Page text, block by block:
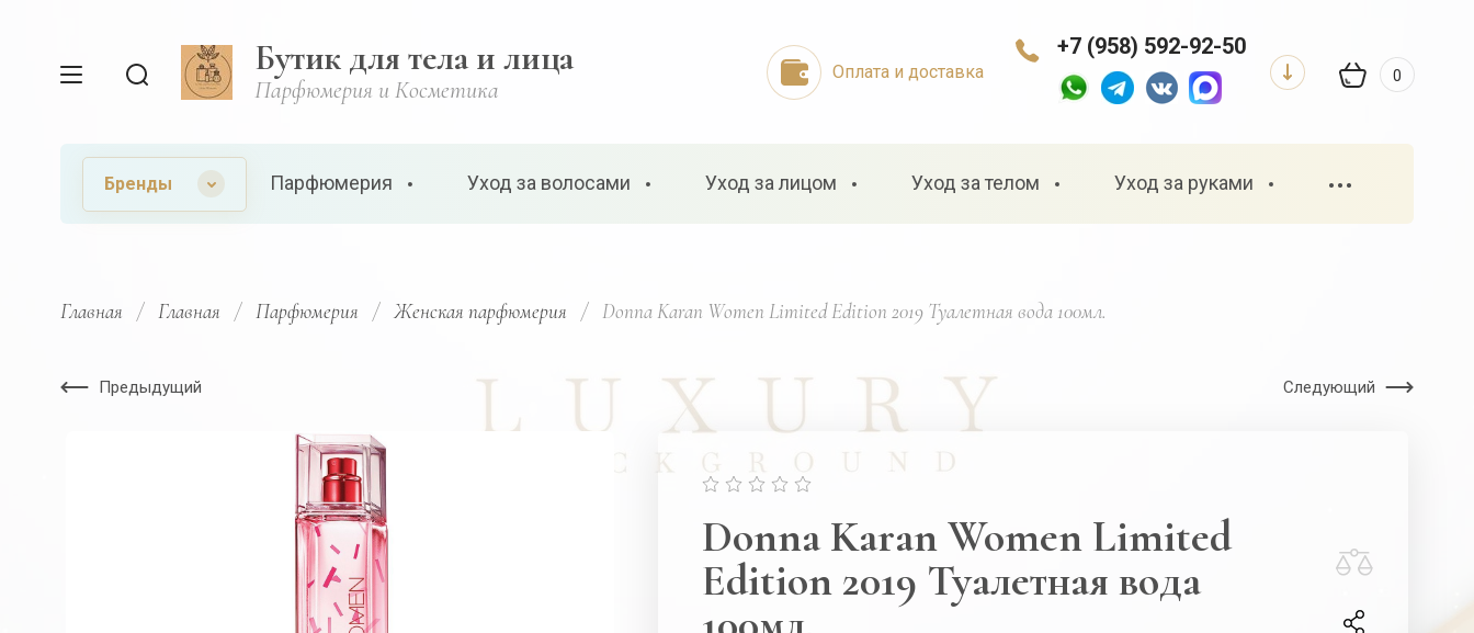
0
Бутик для тела и лица
Парфюмерия и Косметика
Оплата и доставка
+7 (958) 592-92-50
Парфюмерия Уход за волосами Уход за лицом Уход за телом Уход за руками •••
Бренды
Главная / Главная / Парфюмерия / Женская парфюмерия /
  Donna Karan Women Limited Edition 2019 Туалетная вода 100мл.
Предыдущий Следующий
Donna Karan Women Limited
Edition 2019 Туалетная вода